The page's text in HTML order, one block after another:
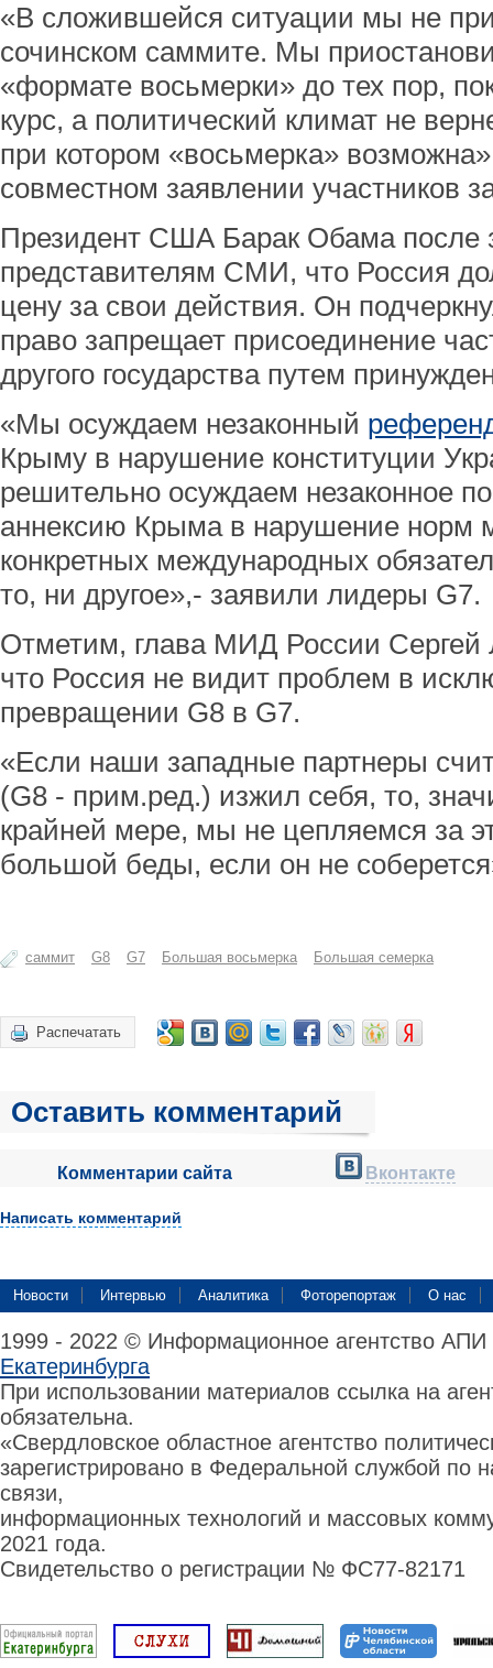
«В сложившейся ситуации мы не
сочинском саммите. Мы
«формате восьмерки» до тех пор,
курс, а политический климат не
при котором «восьмерка»
совместном заявлении участников
Президент США Барак Обама после
представителям СМИ, что Россия
цену за свои действия. Он
право запрещает присоединение
другого государства путем
«Мы осуждаем незаконный
Крыму в нарушение конституции
решительно осуждаем незаконное
аннексию Крыма в нарушение норм
конкретных международных
то, ни другое»,- заявили лидеры G7.
Отметим, глава МИД России Сергей
что Россия не видит проблем в
превращении G8 в G7.
«Если наши западные партнеры
(G8 - прим.ред.) изжил себя, то,
крайней мере, мы не цепляемся за
большой беды, если он не
саммит G8 G7 Большая восьмерка Большая семерка
Распечатать
Оставить комментарий
Комментарии сайта Вконтакте
Написать комментарий
Новости Интервью Аналитика Фоторепортаж О нас
1999 - 2022 © Информационное агентство
Екатеринбурга
При использовании материалов ссылка на
обязательна.
«Свердловское областное агентство
зарегистрировано в Федеральной службой по
связи,
информационных технологий и массовых
2021 года.
Свидетельство о регистрации № ФС77-82171